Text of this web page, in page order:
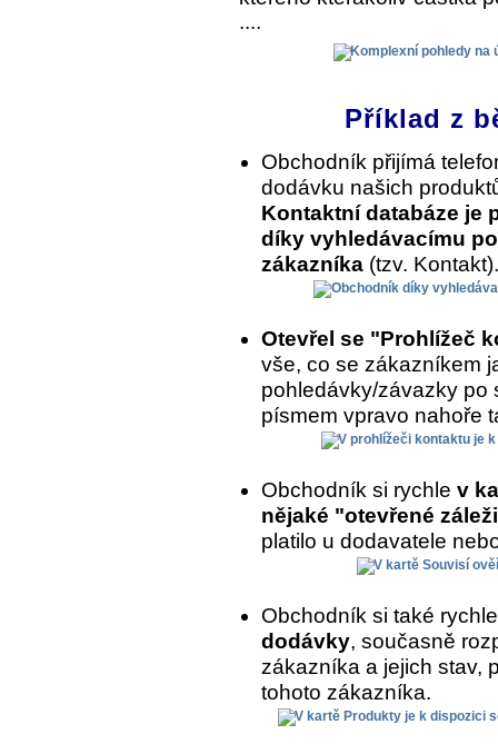
....
Příklad z
Obchodník přijímá
dodávku našich
Kontaktní databáze je
díky vyhledávacímu
zákazníka (tzv. Kontakt).
Otevřel se "Prohlížeč
vše, co se zákazníkem
pohledávky/závazky po
písmem vpravo nahoře
Obchodník si rychle v
nějaké "otevřené
platilo u dodavatele
Obchodník si také
dodávky, současně
zákazníka a jejich stav,
tohoto zákazníka.